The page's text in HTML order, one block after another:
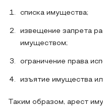
списка имущества;
извещение запрета
имуществом;
ограничение права
изъятие имущества
Таким образом, арест